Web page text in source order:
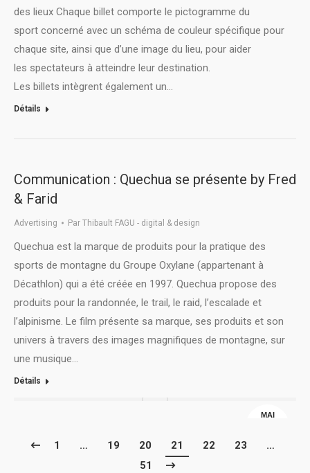
des lieux Chaque billet comporte le pictogramme du
sport concerné avec un schéma de couleur spécifique pour
chaque site, ainsi que d’une image du lieu, pour aider
les spectateurs à atteindre leur destination.
Les billets intègrent également un…
Détails
Communication : Quechua se présente by Fred
& Farid
Advertising Par Thibault FAGU - digital & design
Quechua est la marque de produits pour la pratique des
sports de montagne du Groupe Oxylane (appartenant à
Décathlon) qui a été créée en 1997. Quechua propose des
produits pour la randonnée, le trail, le raid, l’escalade et
l’alpinisme. Le film présente sa marque, ses produits et son
univers à travers des images magnifiques de montagne, sur
une musique…
Détails
MAI
1 … 19 20 21 22 23
…
51